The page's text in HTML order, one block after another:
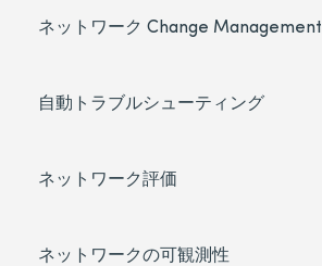
ネットワーク Change Management
自動トラブルシューティング
ネットワーク評価
ネットワークの可観測性